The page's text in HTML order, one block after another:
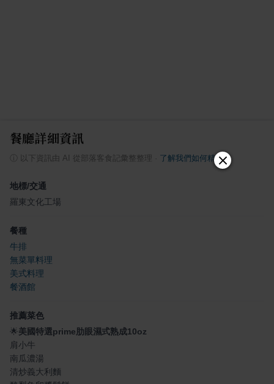
餐廳詳細資訊
以下資訊由 AI 從部落客食記彙整整理 了解我們如何精選
地標/交通
羅東文化工場
餐種
牛排
無菜單料理
美式料理
餐酒館
推薦菜色
🌟美國特選prime肋眼濕式熟成10oz
肩小牛
南瓜濃湯
清炒義大利麵